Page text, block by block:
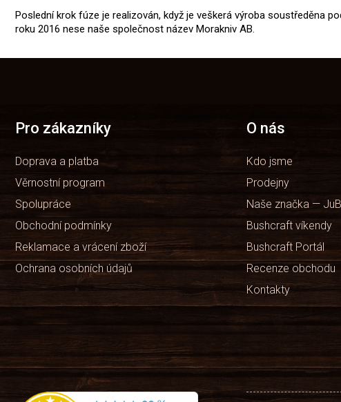
Poslední krok fúze je realizován, když je veškerá výroba soustředěna
roku 2016 nese naše společnost název Morakniv AB.
Pro zákazníky
Doprava a platba
Věrnostní program
Spolupráce
Obchodní podmínky
Reklamace a vrácení zboží
Ochrana osobních údajů
O nás
Kdo jsme
Prodejny
Naše značka —
Bushcraft víkendy
Bushcraft Portál
Recenze obchodu
Kontakty